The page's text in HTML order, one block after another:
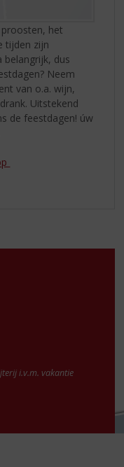
het
tijden zijn
belangrijk, dus
Neem
van o.a. wijn,
Uitstekend
de feestdagen! úw
i.v.m. vakantie